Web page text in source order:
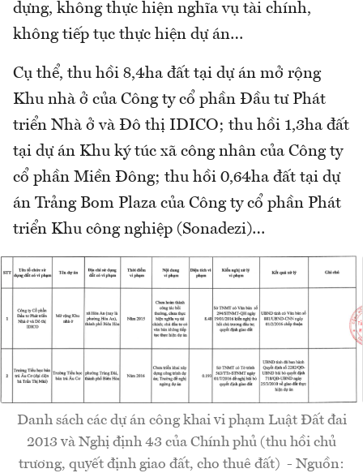
dựng, không thực hiện nghĩa vụ tài chính,
không tiếp tục thực hiện dự án…
Cụ thể, thu hồi 8,4ha đất tại dự án mở rộng
Khu nhà ở của Công ty cổ phần Đầu tư Phát
triển Nhà ở và Đô thị IDICO; thu hồi 1,3ha đất
tại dự án Khu ký túc xã công nhân của Công ty
cổ phần Miền Đông; thu hồi 0,64ha đất tại dự
án Trảng Bom Plaza của Công ty cổ phần Phát
triển Khu công nghiệp (Sonadezi)…
Danh sách các dự án công khai vi phạm Luật Đất đai
2013 và Nghị định 43 của Chính phủ (thu hồi chủ
trương, quyết định giao đất, cho thuê đất) - Nguồn: